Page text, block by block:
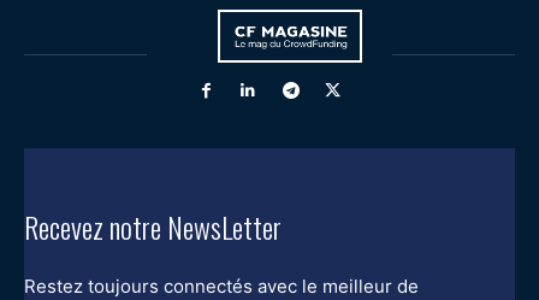
Recevez notre NewsLetter
Restez toujours connectés avec le meilleur de